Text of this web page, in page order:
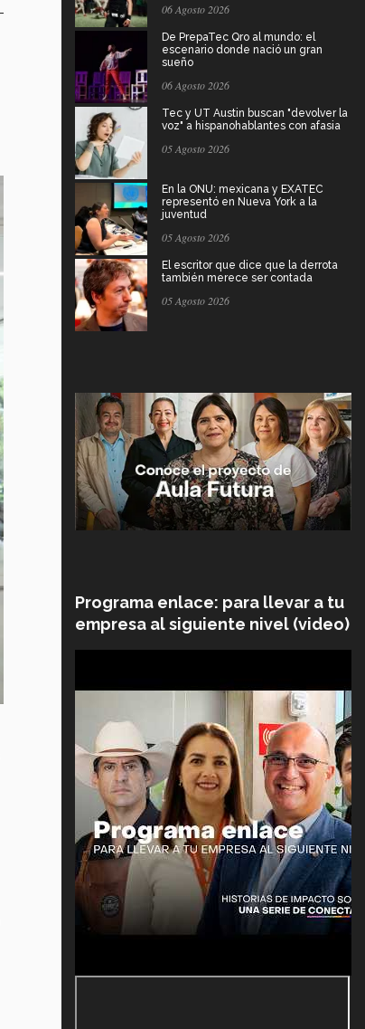
06 Agosto 2026
De PrepaTec Qro al mundo: el
escenario donde nació un gran
sueño
06 Agosto 2026
Tec y UT Austin buscan "devolver la
voz" a hispanohablantes con afasia
05 Agosto 2026
En la ONU: mexicana y EXATEC
representó en Nueva York a la
juventud
05 Agosto 2026
El escritor que dice que la derrota
también merece ser contada
05 Agosto 2026
Programa enlace: para llevar a tu
empresa al siguiente nivel (video)